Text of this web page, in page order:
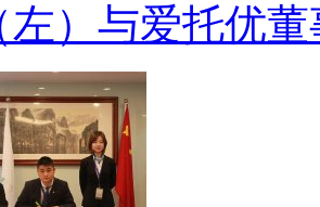
左）与爱托优